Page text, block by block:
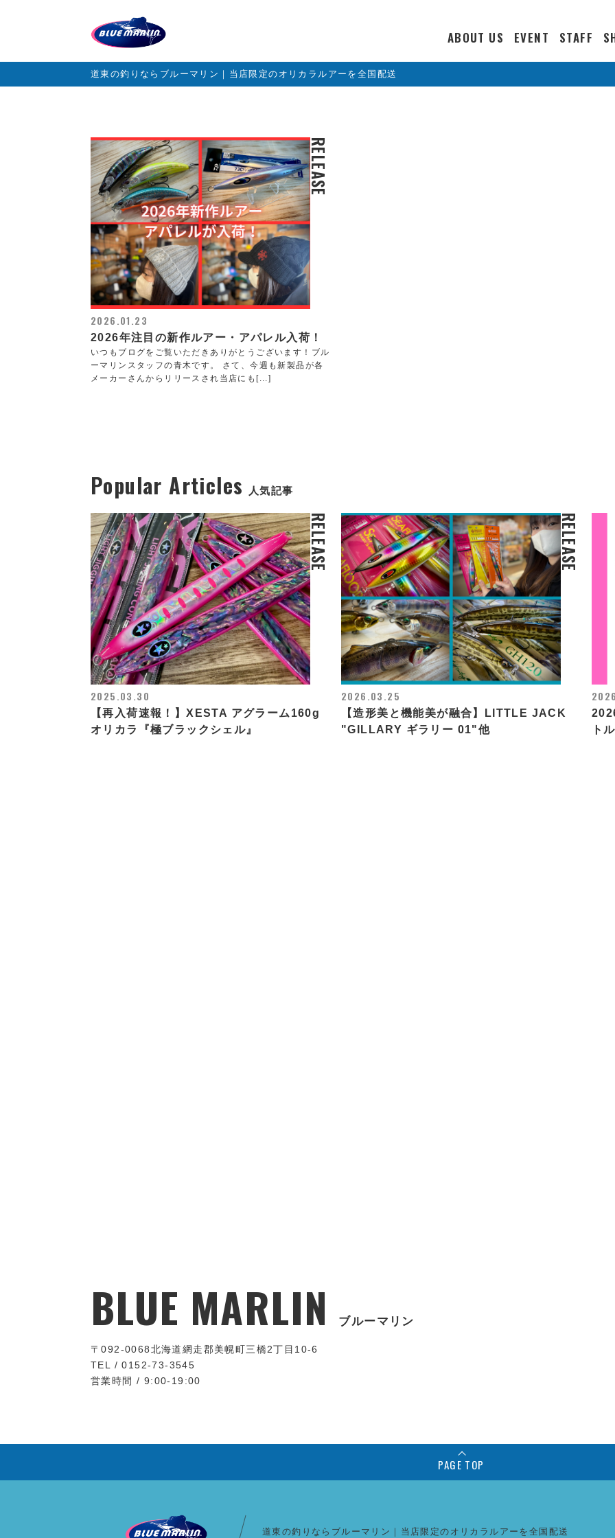
ABOUT US EVENT STAFF
道東の釣りならブルーマリン｜当店限定のオリカラルアーを全国配送
RELEASE
2026.01.23
2026年注目の新作ルアー・アパレル入荷！
いつもブログをご覧いただきありがとうございます！ブル
ーマリンスタッフの青木です。 さて、今週も新製品が各
メーカーさんからリリースされ当店にも[...]
Popular Articles 人気記事
RELEASE
2025.03.30
【再入荷速報！】XESTA アグラーム160g
オリカラ『極ブラックシェル』
RELEASE
2026.03.25
【造形美と機能美が融合】LITTLE JACK
"GILLARY ギラリー 01"他
ト
BLUE MARLIN ブルーマリン
〒092-0068北海道網走郡美幌町三橋2丁目10-6
TEL / 0152-73-3545
営業時間 / 9:00-19:00
PAGE TOP
道東の釣りならブルーマリン｜当店限定のオリカラルアーを全国配送